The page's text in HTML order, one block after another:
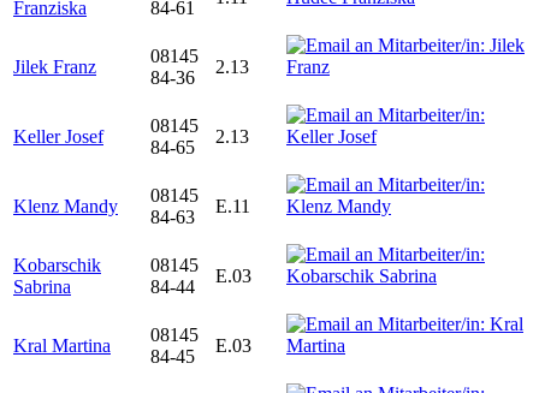
Franziska
84-61
Jilek Franz
08145
84-36
2.13
Keller Josef
08145
84-65
2.13
Klenz Mandy
08145
84-63
E.11
Kobarschik
Sabrina
08145
84-44
E.03
Kral Martina
08145
84-45
E.03